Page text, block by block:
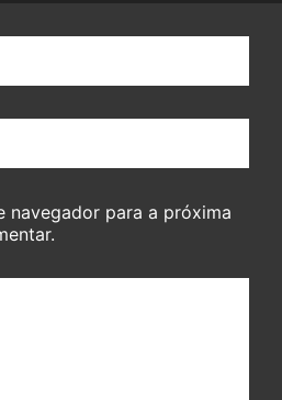
navegador para a próxima